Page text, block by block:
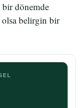
bir dönemde
olsa belirgin bir